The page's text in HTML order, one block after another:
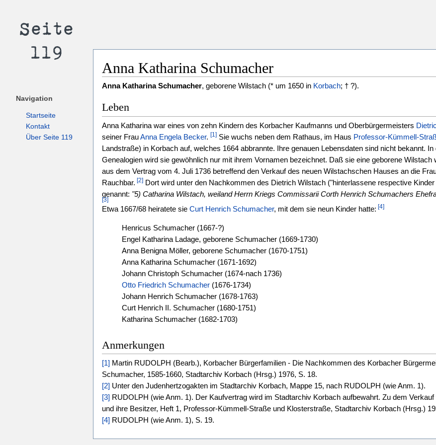
Anna Katharina Schumacher
Anna Katharina Schumacher, geborene Wilstach (* um 1650 in Korbach; † ?).
Leben
Anna Katharina war eines von zehn Kindern des Korbacher Kaufmanns und Oberbürgermeisters
seiner FrauAnna Engela Becker.[1] Sie wuchs neben dem Rathaus, im Haus Professor-Kümmell-
Landstraße) in Korbach auf, welches 1664 abbrannte. Ihre genauen Lebensdaten sind nicht bekannt. In
Genealogien wird sie gewöhnlich nur mit ihrem Vornamen bezeichnet. Daß sie eine geborene Wilstach
aus dem Vertrag vom 4. Juli 1736 betreffend den Verkauf des neuen Wilstachschen Hauses an die
Rauchbar. [2] Dort wird unter den Nachkommen des Dietrich Wilstach ("hinterlassene respective Kinder
genannt: "5) Catharina Wilstach, weiland Herrn Kriegs Commissarii Corth Henrich Schumachers
[3]
Etwa 1667/68 heiratete sieCurt Henrich Schumacher, mit dem sie neun Kinder hatte: [4]
Henricus Schumacher (1667-?)
Engel Katharina Ladage, geborene Schumacher (1669-1730)
Anna Benigna Möller, geborene Schumacher (1670-1751)
Anna Katharina Schumacher (1671-1692)
Johann Christoph Schumacher (1674-nach 1736)
Otto Friedrich Schumacher (1676-1734)
Johann Henrich Schumacher (1678-1763)
Curt Henrich II. Schumacher (1680-1751)
Katharina Schumacher (1682-1703)
Anmerkungen
[1] Martin RUDOLPH (Bearb.), Korbacher Bürgerfamilien - Die Nachkommen des Korbacher
Schumacher, 1585-1660, Stadtarchiv Korbach (Hrsg.) 1976, S. 18.
[2] Unter den Judenhertzogakten im Stadtarchiv Korbach, Mappe 15, nach RUDOLPH (wie Anm. 1).
[3] RUDOLPH (wie Anm. 1). Der Kaufvertrag wird im Stadtarchiv Korbach aufbewahrt. Zu dem
und ihre Besitzer, Heft 1, Professor-Kümmell-Straße und Klosterstraße, Stadtarchiv Korbach (Hrsg.)
[4] RUDOLPH (wie Anm. 1), S. 19.
Navigation
Startseite
Kontakt
Über Seite 119